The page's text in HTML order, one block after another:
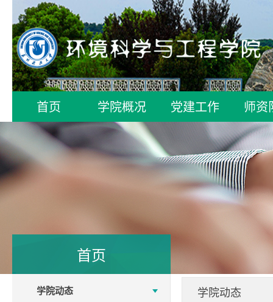
首页 学院概况 党建工作 师资
首页
学院动态 学院动态